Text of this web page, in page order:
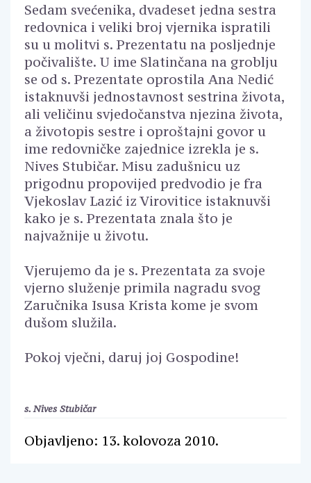
Sedam svećenika, dvadeset jedna sestra
redovnica i veliki broj vjernika ispratili
su u molitvi s. Prezentatu na posljednje
počivalište. U ime Slatinčana na groblju
se od s. Prezentate oprostila Ana Nedić
istaknuvši jednostavnost sestrina života,
ali veličinu svjedočanstva njezina života,
a životopis sestre i oproštajni govor u
ime redovničke zajednice izrekla je s.
Nives Stubičar. Misu zadušnicu uz
prigodnu propovijed predvodio je fra
Vjekoslav Lazić iz Virovitice istaknuvši
kako je s. Prezentata znala što je
najvažnije u životu.
Vjerujemo da je s. Prezentata za svoje
vjerno služenje primila nagradu svog
Zaručnika Isusa Krista kome je svom
dušom služila.
Pokoj vječni, daruj joj Gospodine!
s. Nives Stubičar
Objavljeno: 13. kolovoza 2010.